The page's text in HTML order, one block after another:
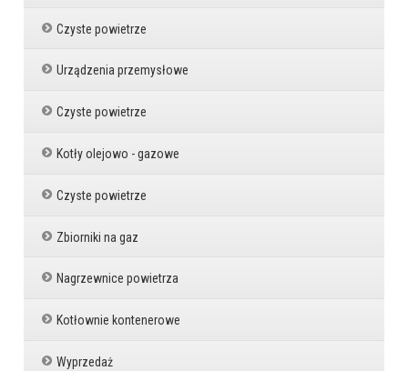
Czyste powietrze
Urządzenia przemysłowe
Czyste powietrze
Kotły olejowo - gazowe
Czyste powietrze
Zbiorniki na gaz
Nagrzewnice powietrza
Kotłownie kontenerowe
Wyprzedaż